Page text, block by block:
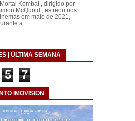
Kombat , dirigido por
McQuoid , estreou nos
em maio de 2021,
a ...
| ÚLTIMA SEMANA
5 7
IMOVISION